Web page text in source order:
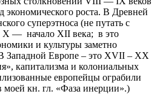
экономического роста. В Древней
суперэтноса (не путать с
X — начало XII века; в это
и культуры заметно
Западной Европе – это XVII – XX
капитализма и колониальных
европейцы ограбили
кн. гл. «Фаза инерции».)